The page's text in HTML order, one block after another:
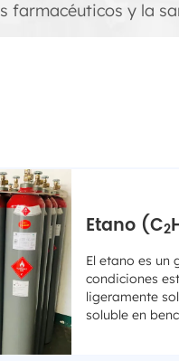
farmacéuticos y la
Etano (C2
El etano es un
condiciones
ligeramente
soluble en